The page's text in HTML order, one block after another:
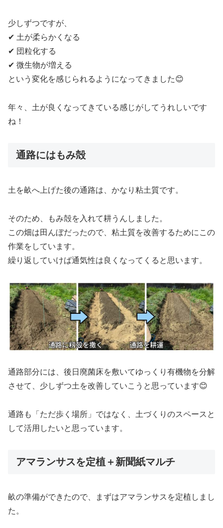
少しずつですが、
✔ 土が柔らかくなる
✔ 団粒化する
✔ 微生物が増える
という変化を感じられるようになってきました😊
年々、土が良くなってきている感じがしてうれしいです
ね！
通路にはもみ殻
土を畝へ上げた後の通路は、かなり粘土質です。
そのため、もみ殻を入れて耕うんしました。
この畑は田んぼだったので、粘土質を改善するためにこの
作業をしています。
繰り返していけば通気性は良くなってくると思います。
通路部分には、後日廃菌床を敷いてゆっくり有機物を分解
させて、少しずつ土を改善していこうと思っています😊
通路も「ただ歩く場所」ではなく、土づくりのスペースと
して活用したいと思っています。
アマランサスを定植＋新聞紙マルチ
畝の準備ができたので、まずはアマランサスを定植しまし
た。